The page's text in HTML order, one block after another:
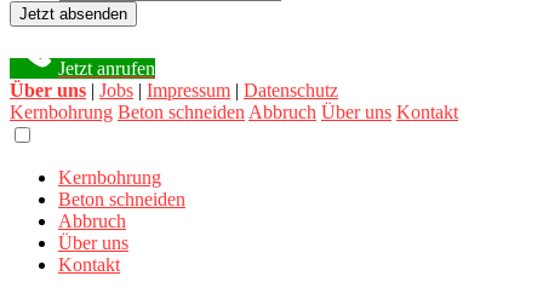
Jetzt absenden
Jetzt anrufen
Über uns | Jobs | Impressum | Datenschutz
Kernbohrung Beton schneiden Abbruch Über uns Kontakt
Kernbohrung
Beton schneiden
Abbruch
Über uns
Kontakt